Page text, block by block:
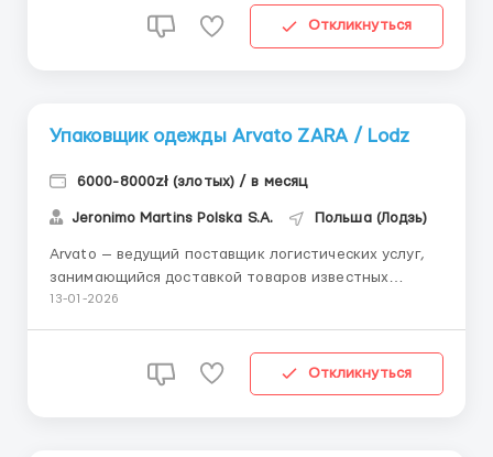
Кратко о главном Заработная плата: 25–30,5 зл...
Откликнуться
Упаковщик одежды Arvato ZARA / Lodz
6000-8000zł (злотых) / в месяц
Jeronimo Martins Polska S.A. Польша (Лодзь)
Arvato — ведущий поставщик логистических услуг,
занимающийся доставкой товаров известных
брендов. 📩 По всем вопросам писать ТОЛЬКО в
плата: 25–30,50 зл/час нетто; 6000–8000 ...
13-01-2026
Откликнуться